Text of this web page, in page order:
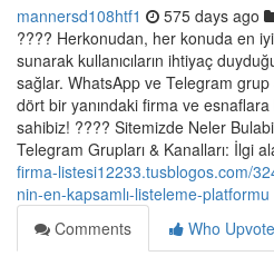
mannersd108htf1 575 days ago
???? Herkonudan, her konuda en
sunarak kullanıcıların ihtiyaç
sağlar. WhatsApp ve Telegram grup
dört bir yanındaki firma ve
sahibiz! ???? Sitemizde Neler
Telegram Grupları & Kanalları: İlgi
firma-listesi12233.tusblogos.com/
nin-en-kapsamlı-listeleme-platformu
Comments
Who